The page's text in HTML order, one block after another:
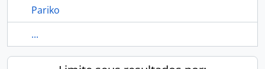
Pariko
...